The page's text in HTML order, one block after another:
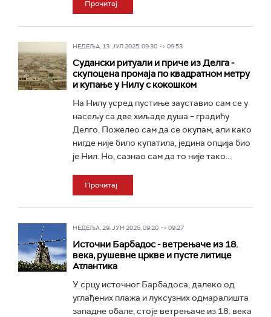
Прочитај
НЕДЕЉА, 13. ЈУЛ 2025, 09:30 -> 09:53
Судански ритуали и приче из Делга -
скупоцена промаја по квадратном метру
и купање у Нилу с кокошком
На Нилу усред пустиње зауставио сам се у
насељу са две хиљаде душа – градићу
Делго. Пожелео сам да се окупам, али како
нигде није било купатила, једина опција био
је Нил. Но, сазнао сам да то није тако...
Прочитај
НЕДЕЉА, 29. ЈУН 2025, 09:20 -> 09:27
Источни Барбадос - ветрењаче из 18.
века, рушевне цркве и пусте литице
Атлантика
У срцу источног Барбадоса, далеко од
углађених плажа и луксузних одмаралишта
западне обале, стоје ветрењаче из 18. века